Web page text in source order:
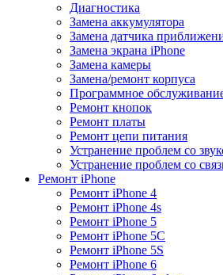
Диагностика
Замена аккумулятора
Замена датчика
Замена экрана iPhone
Замена камеры
Замена/ремонт корпуса
Программное
Ремонт кнопок
Ремонт платы
Ремонт цепи питания
Устранение проблем со
Устранение проблем со
Ремонт iPhone
Ремонт iPhone 4
Ремонт iPhone 4s
Ремонт iPhone 5
Ремонт iPhone 5C
Ремонт iPhone 5S
Ремонт iPhone 6